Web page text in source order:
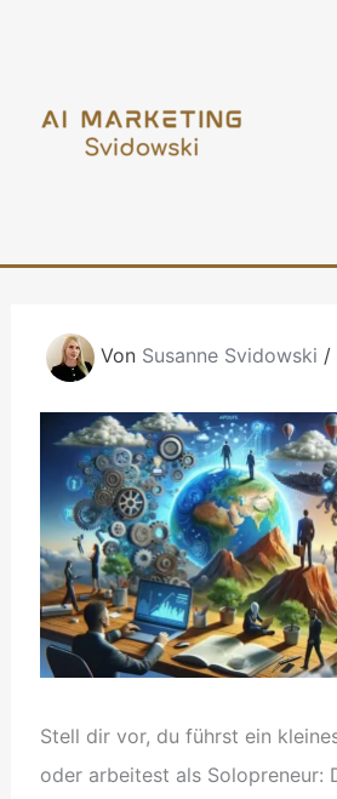
Von Susanne Svidowski /
Stell dir vor, du führst ein
oder arbeitest als Solopreneur: